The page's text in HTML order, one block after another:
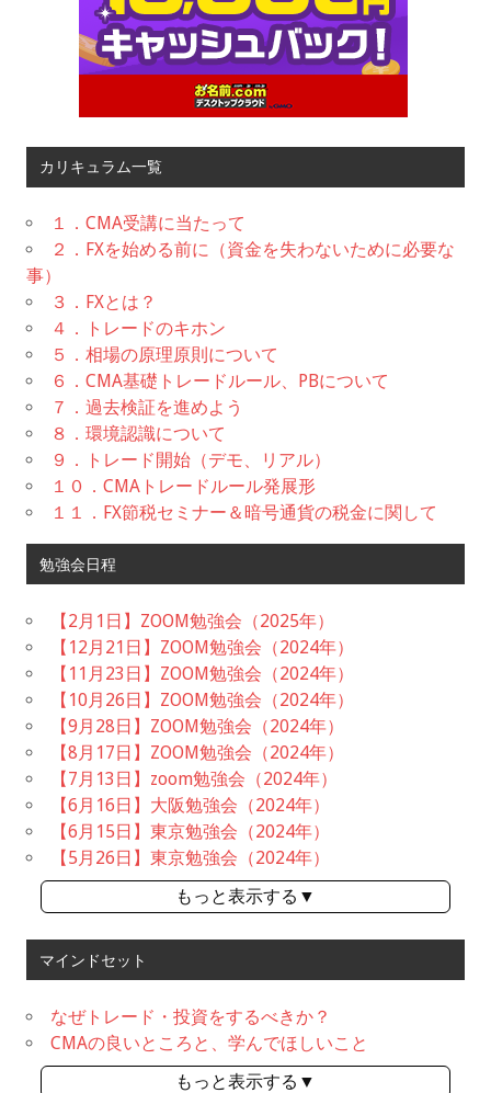
カリキュラム一覧
１．CMA受講に当たって
２．FXを始める前に（資金を失わないために必要な
事）
３．FXとは？
４．トレードのキホン
５．相場の原理原則について
６．CMA基礎トレードルール、PBについて
７．過去検証を進めよう
８．環境認識について
９．トレード開始（デモ、リアル）
１０．CMAトレードルール発展形
１１．FX節税セミナー＆暗号通貨の税金に関して
勉強会日程
【2月1日】ZOOM勉強会（2025年）
【12月21日】ZOOM勉強会（2024年）
【11月23日】ZOOM勉強会（2024年）
【10月26日】ZOOM勉強会（2024年）
【9月28日】ZOOM勉強会（2024年）
【8月17日】ZOOM勉強会（2024年）
【7月13日】zoom勉強会（2024年）
【6月16日】大阪勉強会（2024年）
【6月15日】東京勉強会（2024年）
【5月26日】東京勉強会（2024年）
もっと表示する▼
マインドセット
なぜトレード・投資をするべきか？
CMAの良いところと、学んでほしいこと
もっと表示する▼